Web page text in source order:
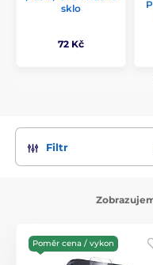
sklo
72 Kč
Filtr
Poměr cena / vykon